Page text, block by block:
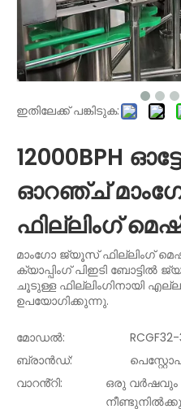
ഇതിലേക്ക് പങ്കിടുക:
12000BPH
ഓറഞ്ച്
ഫില്ലിംഗ്
മാംഗോ ജ്യൂസ് ഫില്ലിംഗ്
ക്യാപ്പിംഗ് പിഇടി
ചൂടുള്ള ഫില്ലിംഗിനായി
ഉപയോഗിക്കുന്നു.
മോഡൽ:
ബ്രാൻഡ്:
വാറൻ്റി:
ഒരു വർഷവും